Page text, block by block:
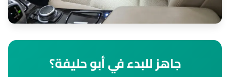
جاهز للبدء في أبو حليفة؟